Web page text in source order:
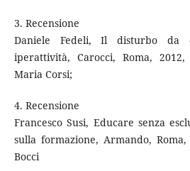
3. Recensione
Daniele Fedeli, Il disturbo da
iperattività, Carocci, Roma,
Maria Corsi;
4. Recensione
Francesco Susi, Educare senza
sulla formazione, Armando,
Bocci